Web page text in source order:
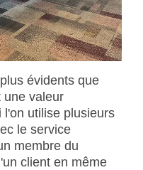
évidents que
une valeur
l'on utilise plusieurs
le service
membre du
client en même